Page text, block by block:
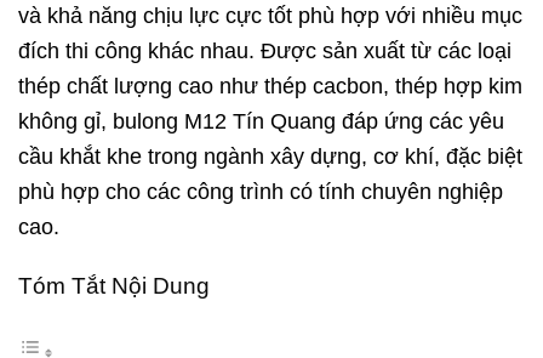
và khả năng chịu lực cực tốt phù hợp với nhiều mục
đích thi công khác nhau. Được sản xuất từ các loại
thép chất lượng cao như thép cacbon, thép hợp kim
không gỉ, bulong M12 Tín Quang đáp ứng các yêu
cầu khắt khe trong ngành xây dựng, cơ khí, đặc biệt
phù hợp cho các công trình có tính chuyên nghiệp
cao.
Tóm Tắt Nội Dung